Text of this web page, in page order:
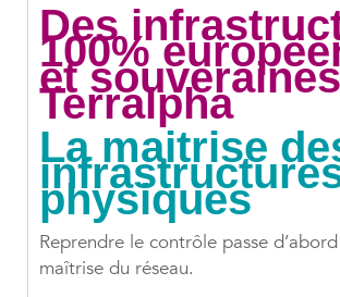
Des
100%
et
Terralpha
La maitrise
physiques
Reprendre le contrôle passe
maîtrise du réseau.